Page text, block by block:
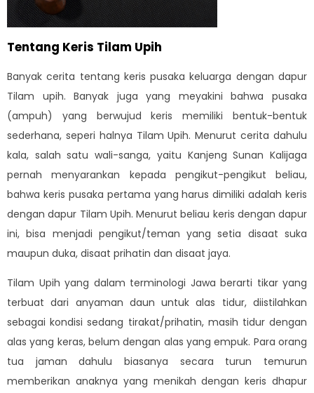
Tentang Keris Tilam Upih
Banyak cerita tentang keris pusaka keluarga dengan dapur
Tilam upih. Banyak juga yang meyakini bahwa pusaka
(ampuh) yang berwujud keris memiliki bentuk-bentuk
sederhana, seperi halnya Tilam Upih. Menurut cerita dahulu
kala, salah satu wali-sanga, yaitu Kanjeng Sunan Kalijaga
pernah menyarankan kepada pengikut-pengikut beliau,
bahwa keris pusaka pertama yang harus dimiliki adalah keris
dengan dapur Tilam Upih. Menurut beliau keris dengan dapur
ini, bisa menjadi pengikut/teman yang setia disaat suka
maupun duka, disaat prihatin dan disaat jaya.
Tilam Upih yang dalam terminologi Jawa berarti tikar yang
terbuat dari anyaman daun untuk alas tidur, diistilahkan
sebagai kondisi sedang tirakat/prihatin, masih tidur dengan
alas yang keras, belum dengan alas yang empuk. Para orang
tua jaman dahulu biasanya secara turun temurun
memberikan anaknya yang menikah dengan keris dhapur